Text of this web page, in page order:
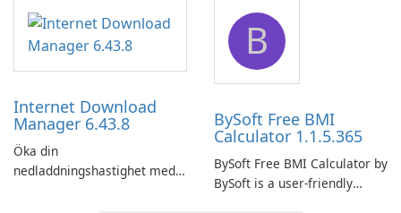
application designed to
monitor your internet
connection and provide real-
time insights into its
designed to help businesses
effectively manage their
network infrastructure.
Internet Download
Manager 6.43.8
Öka din
nedladdningshastighet med
B
BySoft Free BMI
Calculator 1.1.5.365
BySoft Free BMI Calculator by
BySoft is a user-friendly